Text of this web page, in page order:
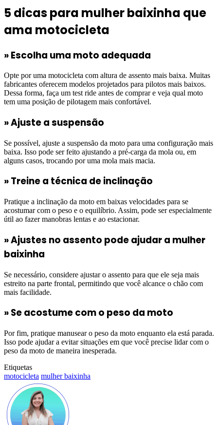
5 dicas para mulher baixinha que
ama motocicleta
»Escolha uma moto adequada
Opte por uma motocicleta com altura de assento mais baixa. Muitas
fabricantes oferecem modelos projetados para pilotos mais baixos.
Dessa forma, faça um test ride antes de comprar e veja qual moto
tem uma posição de pilotagem mais confortável.
»Ajuste a suspensão
Se possível, ajuste a suspensão da moto para uma configuração mais
baixa. Isso pode ser feito ajustando a pré-carga da mola ou, em
alguns casos, trocando por uma mola mais macia.
»Treine a técnica de inclinação
Pratique a inclinação da moto em baixas velocidades para se
acostumar com o peso e o equilíbrio. Assim, pode ser especialmente
útil ao fazer manobras lentas e ao estacionar.
» Ajustes no assento pode ajudar a mulher
baixinha
Se necessário, considere ajustar o assento para que ele seja mais
estreito na parte frontal, permitindo que você alcance o chão com
mais facilidade.
» Se acostume com o peso da moto
Por fim, pratique manusear o peso da moto enquanto ela está parada.
Isso pode ajudar a evitar situações em que você precise lidar com o
peso da moto de maneira inesperada.
Etiquetas
motocicleta mulher baixinha